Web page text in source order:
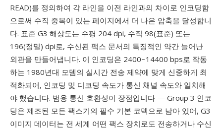
READ)를 정의하여 각 라인을 이전 라인과의 차이로 인코딩함
으로써 수직 중복이 있는 페이지에서 더 나은 압축을 달성합니
다. 표준 G3 해상도는 수평 204 dpi, 수직 98(표준) 또는
196(정밀) dpi로, 수신된 팩스 문서의 특징적인 약간 늘어난
외관을 만들어냅니다. 이 인코딩은 2400~14400 bps로 작동
하는 1980년대 모뎀의 실시간 전송 제약에 맞게 신중하게 최
적화되어, 인코딩 및 디코딩 속도가 통신 채널 속도와 일치해
야 했습니다. 범용 통신 호환성이 장점입니다 — Group 3 인코
딩은 제조된 모든 팩스기의 필수 기본 코덱으로 남아 있어, G3
이미지 데이터는 전 세계 어떤 팩스 장치로도 전송하거나 수신